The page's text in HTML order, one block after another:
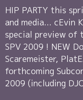
HIP PARTY this
and media... cEvin
special preview of
SPV 2009 ! NEW
Scaremeister,
forthcoming
2009 (including